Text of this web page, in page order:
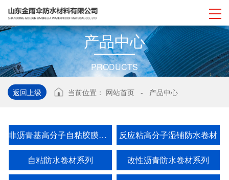
产品中心
PRODUCTS
返回上级 当前位置： 网站首页 - 产品中心
非沥青基高分子自粘胶膜防水卷材 反应粘高分子湿铺防水卷材
自粘防水卷材系列 改性沥青防水卷材系列